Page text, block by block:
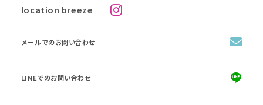
location breeze
メールでのお問い合わせ
LINEでのお問い合わせ